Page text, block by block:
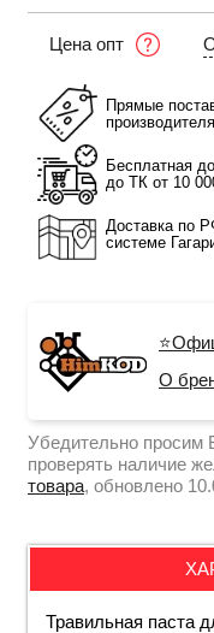
Цена опт
Прямые
производителя
Бесплатная
до ТК от 10
Доставка по
системе
О
Убедительно просим
проверять наличие
товара, обновлено
Травильная паста